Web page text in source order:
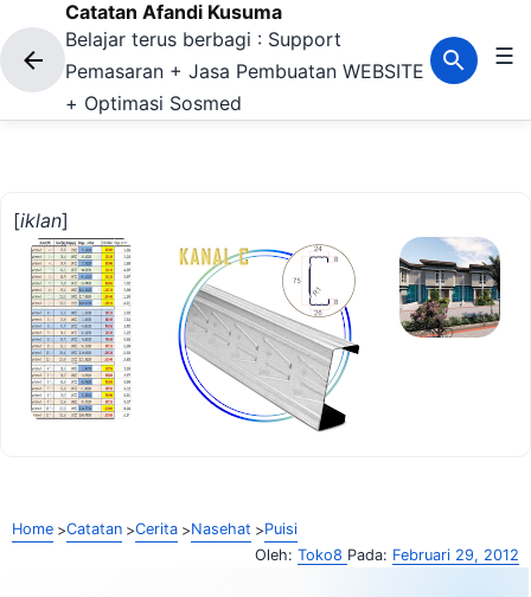
Langsung ke konten utama
Catatan Afandi Kusuma
Belajar terus berbagi : Support
Pemasaran + Jasa Pembuatan WEBSITE
+ Optimasi Sosmed
☰
[iklan]
Home Catatan Cerita Nasehat
Puisi
Oleh: Toko8 Pada: Februari 29, 2012